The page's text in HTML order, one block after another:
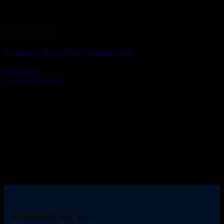
Tak for en god dag på STF Årsmøde 2026
Læs mere
Se alle nyheder
Kontakt os nu